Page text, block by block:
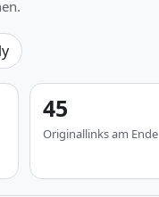
45
Originallinks am Ende